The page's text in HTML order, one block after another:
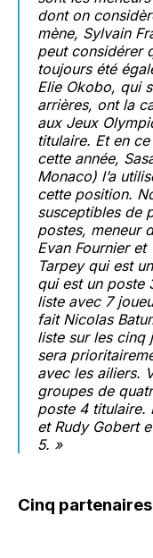
dont on
mène, Sylvain
peut considérer
toujours été
Elie Okobo, qui
arrières, ont la
aux Jeux
titulaire. Et en
cette année,
Monaco) l’a
cette position.
susceptibles de
postes, meneur
Evan Fournier et
Tarpey qui est
qui est un poste
liste avec 7
fait Nicolas
liste sur les cinq
sera
avec les ailiers.
groupes de
poste 4 titulaire.
et Rudy Gobert
5. »
Cinq